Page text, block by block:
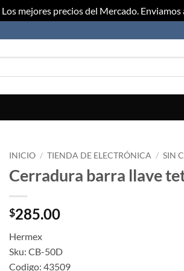
Los mejores precios del Mercado. Enviamos
INICIO / TIENDA DE ELECTRÓNICA / SIN
Cerradura barra llave
$285.00
Hermex
Sku: CB-50D
Codigo: 43509